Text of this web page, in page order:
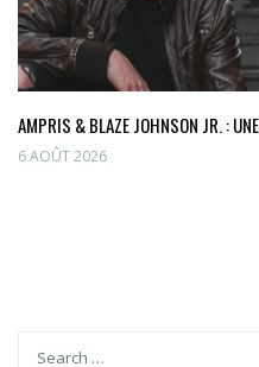
AMPRIS & BLAZE JOHNSON JR. :
6 AOÛT 2026